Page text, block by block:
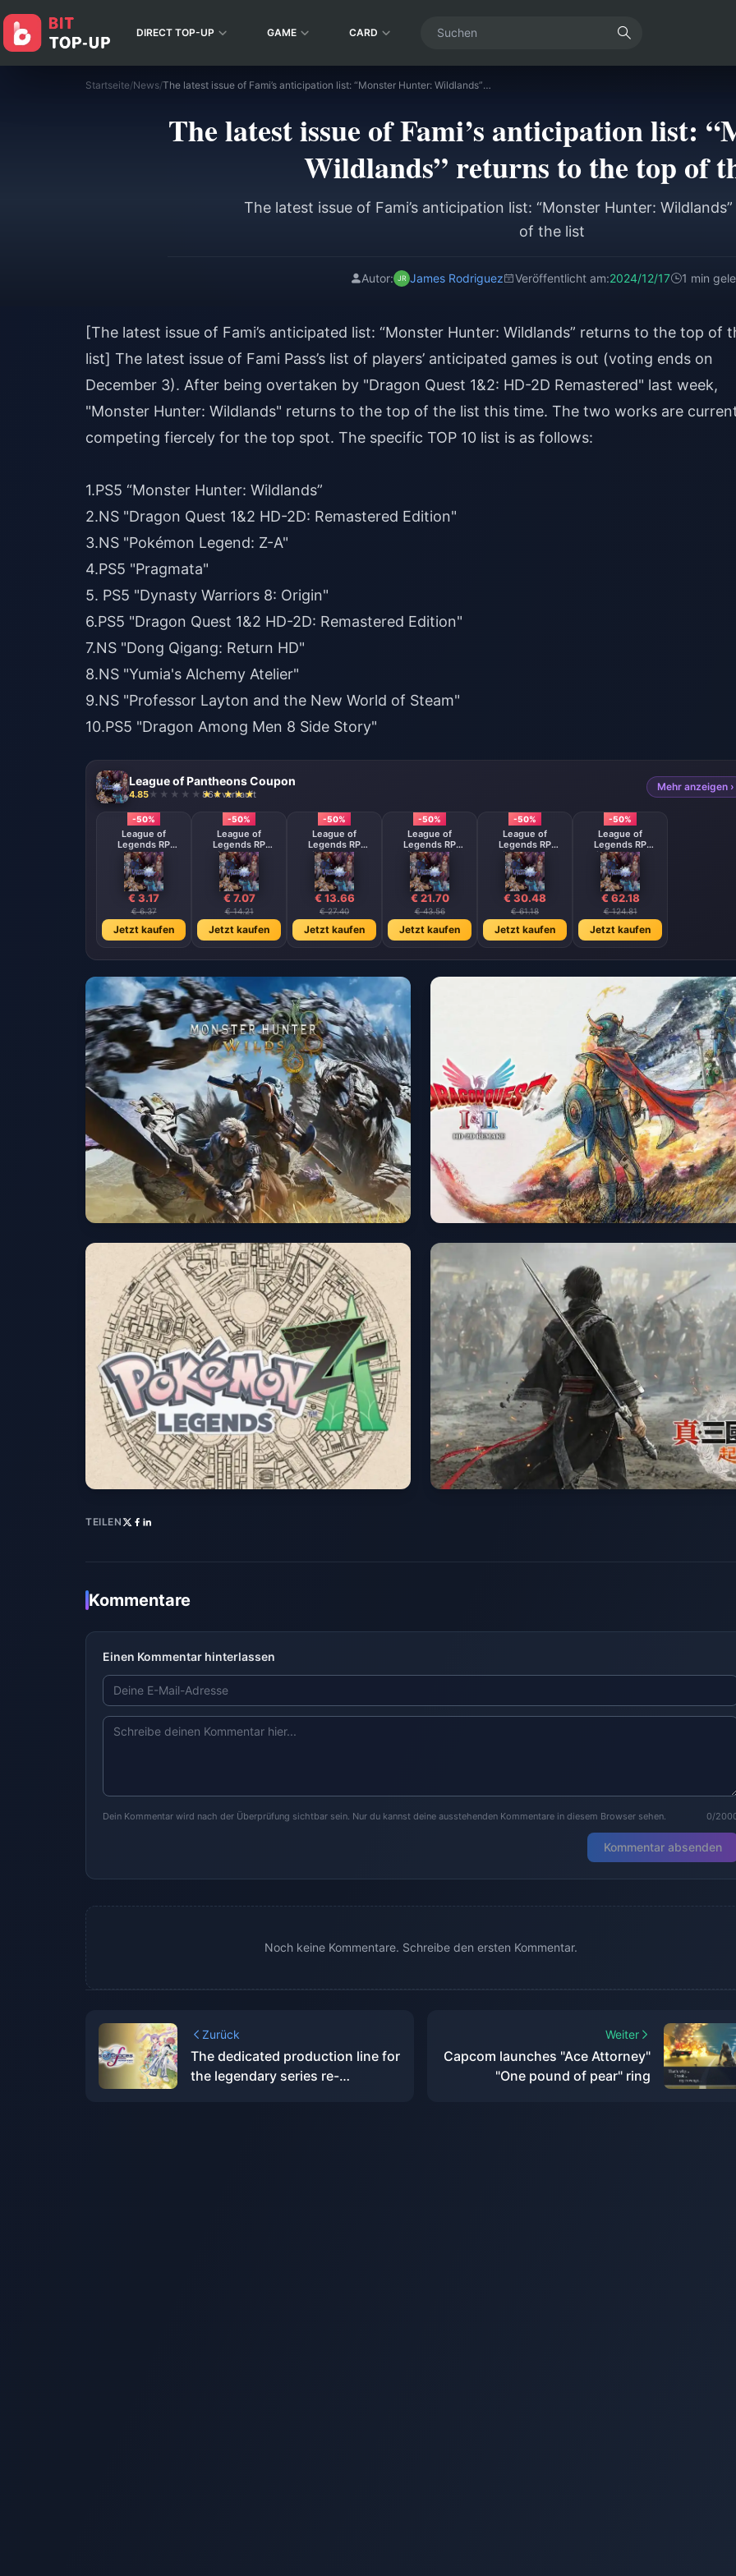
DIRECT TOP-UP GAME CARD
Startseite/News/ The latest issue of Fami’s anticipation list: “Monster Hunter: Wildlands” returns to the top of the list
The latest issue of Fami’s anticipation list:
Wildlands” returns to the top of
The latest issue of Fami’s anticipation list: “Monster Hunter:
of the list
Autor: James Rodriguez Veröffentlicht am:2024/12/17 1 min
[The latest issue of Fami’s anticipated list: “Monster Hunter: Wildlands” returns to the top of
list] The latest issue of Fami Pass’s list of players’ anticipated games is out (voting ends on
December 3). After being overtaken by "Dragon Quest 1&2: HD-2D Remastered" last week,
"Monster Hunter: Wildlands" returns to the top of the list this time. The two works are
competing fiercely for the top spot. The specific TOP 10 list is as follows:
1.PS5 “Monster Hunter: Wildlands”
2.NS "Dragon Quest 1&2 HD-2D: Remastered Edition"
3.NS "Pokémon Legend: Z-A"
4.PS5 "Pragmata"
5. PS5 "Dynasty Warriors 8: Origin"
6.PS5 "Dragon Quest 1&2 HD-2D: Remastered Edition"
7.NS "Dong Qigang: Return HD"
8.NS "Yumia's Alchemy Atelier"
9.NS "Professor Layton and the New World of Steam"
10.PS5 "Dragon Among Men 8 Side Story"
League of Pantheons Coupon
4.85 864 verkauft
Mehr anzeigen ›
-50%
League of
Legends RP
Thailand 575 RP
€ 3.17
€ 6.37
Jetzt kaufen
-50%
League of
Legends RP
Thailand 1380 RP
€ 7.07
€ 14.21
Jetzt kaufen
-50%
League of
Legends RP
Thailand 2800 RP
€ 13.66
€ 27.40
Jetzt kaufen
-50%
League of
Legends RP
Thailand 4500 RP
€ 21.70
€ 43.56
Jetzt kaufen
-50%
League of
Legends RP
Thailand 6500 RP
€ 30.48
€ 61.18
Jetzt kaufen
-50%
League of
Legends RP
Thailand 13500 RP
€ 62.18
€ 124.81
Jetzt kaufen
TEILEN
Kommentare
Einen Kommentar hinterlassen
Dein Kommentar wird nach der Überprüfung sichtbar sein. Nur du kannst deine ausstehenden Kommentare in diesem Browser sehen. 0/
Kommentar absenden
Noch keine Kommentare. Schreibe den ersten Kommentar.
Zurück
The dedicated production line for
the legendary series re-
Weiter
Capcom launches "Ace Attorney"
"One pound of pear" ring